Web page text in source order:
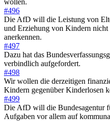
#496
Die AfD will die Leistung von
und Erziehung von Kindern nicht
anerkennen.
#497
Dazu hat das
verbindlich aufgefordert.
#498
Wir wollen die derzeitigen
Kindern gegenüber Kinderlosen
#499
Die AfD will die Bundesagentur
Aufgaben vor allem auf